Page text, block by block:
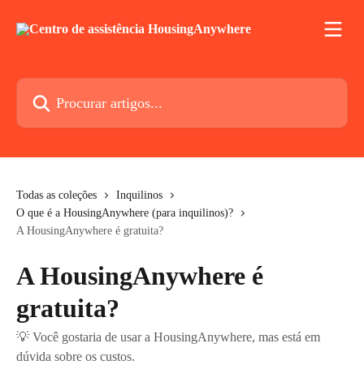
Procurar artigos...
Todas as coleções
Inquilinos
O que é a HousingAnywhere (para inquilinos)?
A HousingAnywhere é gratuita?
A HousingAnywhere é
gratuita?
💡 Você gostaria de usar a HousingAnywhere, mas está em
dúvida sobre os custos.